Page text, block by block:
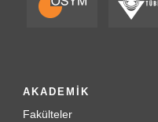
AKADEMİK
Fakülteler